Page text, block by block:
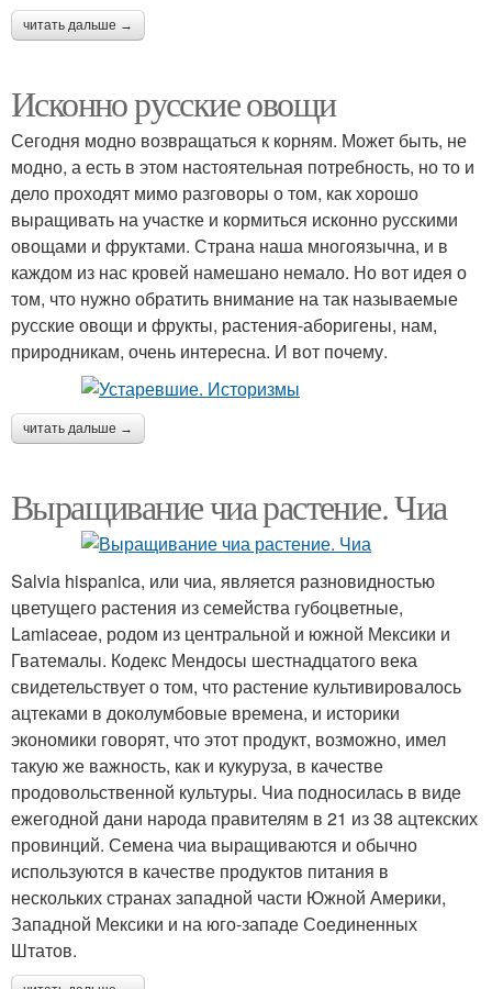
читать дальше →
Исконно русские овощи
Сегодня модно возвращаться к корням. Может быть, не
модно, а есть в этом настоятельная потребность, но то и
дело проходят мимо разговоры о том, как хорошо
выращивать на участке и кормиться исконно русскими
овощами и фруктами. Страна наша многоязычна, и в
каждом из нас кровей намешано немало. Но вот идея о
том, что нужно обратить внимание на так называемые
русские овощи и фрукты, растения-аборигены, нам,
природникам, очень интересна. И вот почему.
читать дальше →
Выращивание чиа растение. Чиа
Salvia hispanica, или чиа, является разновидностью
цветущего растения из семейства губоцветные,
Lamiaceae, родом из центральной и южной Мексики и
Гватемалы. Кодекс Мендосы шестнадцатого века
свидетельствует о том, что растение культивировалось
ацтеками в доколумбовые времена, и историки
экономики говорят, что этот продукт, возможно, имел
такую же важность, как и кукуруза, в качестве
продовольственной культуры. Чиа подносилась в виде
ежегодной дани народа правителям в 21 из 38 ацтекских
провинций. Семена чиа выращиваются и обычно
используются в качестве продуктов питания в
нескольких странах западной части Южной Америки,
Западной Мексики и на юго-западе Соединенных
Штатов.